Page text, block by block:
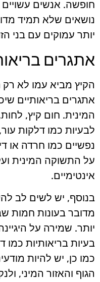
חופשה. אנשים
נושאים שלא תמיד
יותר עמוקים עם בני
אתגרים
הקיץ מביא עמו לא רק
אתגרים בריאותיים
המינית. חום קיץ,
לבעיות כמו דלקות
נפשיים כמו חרדה או
על התשוקה המינית
אינטימיים.
בנוסף, יש לשים לב
מדובר בעונות חמות
יותר. שמירה על
בעיות בריאותיות כמו
כמו כן, יש להיות
הגוף והאזור המיני,